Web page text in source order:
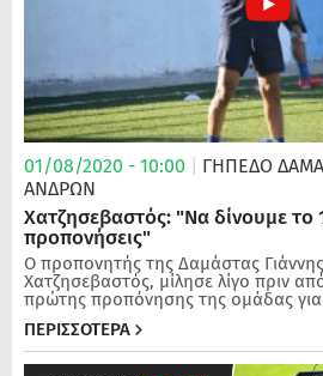
01/08/2020 - 10:00 ΓΗΠΕΔΟ
ΑΝΔΡΏΝ
Χατζησεβαστός: "Να δίνουμε το
προπονήσεις"
Ο προπονητής της Δαμάστας Γιάννης
Χατζησεβαστός, μίλησε λίγο πριν
πρώτης προπόνησης της ομάδας
ΠΕΡΙΣΣΟΤΕΡΑ